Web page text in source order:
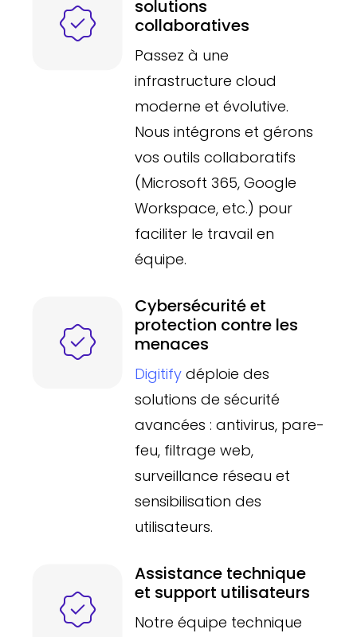
solutions
collaboratives
Passez à une
infrastructure cloud
moderne et évolutive.
Nous intégrons et gérons
vos outils collaboratifs
(Microsoft 365, Google
Workspace, etc.) pour
faciliter le travail en
équipe.
Cybersécurité et
protection contre les
menaces
Digitify déploie des
solutions de sécurité
avancées : antivirus, pare-
feu, filtrage web,
surveillance réseau et
sensibilisation des
utilisateurs.
Assistance technique
et support utilisateurs
Notre équipe technique